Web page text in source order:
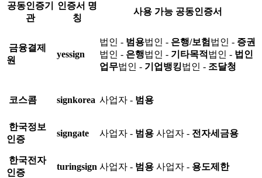
공동인증기
관
인증서 명
칭
사용 가능 공동인증서
금융결제
원
yessign
법인 - 범용법인 - 은행/보험 법인 - 증권
법인 - 은행법인 - 기타목적 법인 - 법인
업무법인 - 기업뱅킹법인 - 조달청
코스콤 signkorea 사업자 - 범용
한국정보
인증
signgate 사업자 - 범용 사업자 - 전자세금용
한국전자
인증
turingsign 사업자 - 범용 사업자 - 용도제한